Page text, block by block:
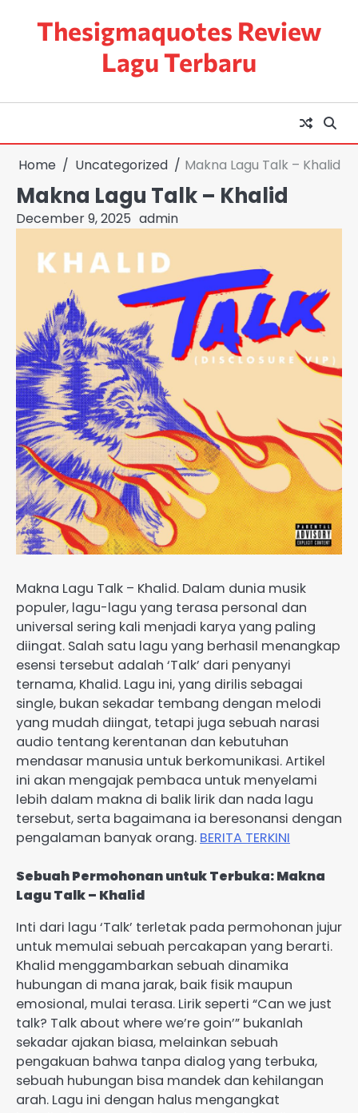
content
Thesigmaquotes Review
Lagu Terbaru
Home Uncategorized Makna Lagu Talk – Khalid
Makna Lagu Talk – Khalid
December 9, 2025 admin
Makna Lagu Talk – Khalid. Dalam dunia musik
populer, lagu-lagu yang terasa personal dan
universal sering kali menjadi karya yang paling
diingat. Salah satu lagu yang berhasil menangkap
esensi tersebut adalah ‘Talk’ dari penyanyi
ternama, Khalid. Lagu ini, yang dirilis sebagai
single, bukan sekadar tembang dengan melodi
yang mudah diingat, tetapi juga sebuah narasi
audio tentang kerentanan dan kebutuhan
mendasar manusia untuk berkomunikasi. Artikel
ini akan mengajak pembaca untuk menyelami
lebih dalam makna di balik lirik dan nada lagu
tersebut, serta bagaimana ia beresonansi dengan
pengalaman banyak orang. BERITA TERKINI
Sebuah Permohonan untuk Terbuka: Makna
Lagu Talk – Khalid
Inti dari lagu ‘Talk’ terletak pada permohonan jujur
untuk memulai sebuah percakapan yang berarti.
Khalid menggambarkan sebuah dinamika
hubungan di mana jarak, baik fisik maupun
emosional, mulai terasa. Lirik seperti “Can we just
talk? Talk about where we’re goin’” bukanlah
sekadar ajakan biasa, melainkan sebuah
pengakuan bahwa tanpa dialog yang terbuka,
sebuah hubungan bisa mandek dan kehilangan
arah. Lagu ini dengan halus mengangkat